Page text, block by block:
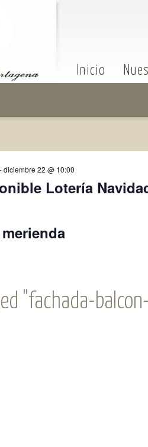
Inicio
-diciembre 22 @ 10:00
Lotería
"fachada-